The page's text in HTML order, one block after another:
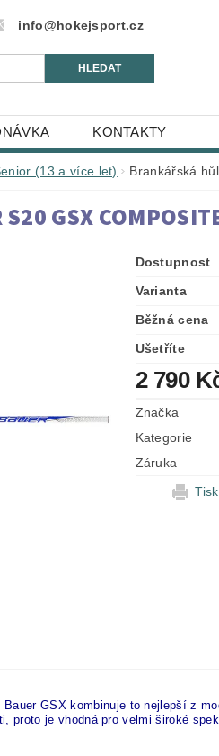
info@hokejsport.cz
KONTAKTY
(13 a více let) Brankářská
GSX
Dostupnost
Varianta
Běžná cena
Ušetříte
2 790
Značka
Kategorie
Záruka
Tisk
GSX kombinuje to nejlepší z
proto je vhodná pro velmi široké